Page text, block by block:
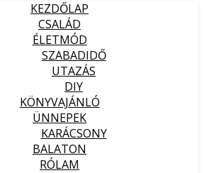
KEZDŐLAP
CSALÁD
ÉLETMÓD
SZABADIDŐ
UTAZÁS
DIY
KÖNYVAJÁNLÓ
ÜNNEPEK
KARÁCSONY
BALATON
RÓLAM